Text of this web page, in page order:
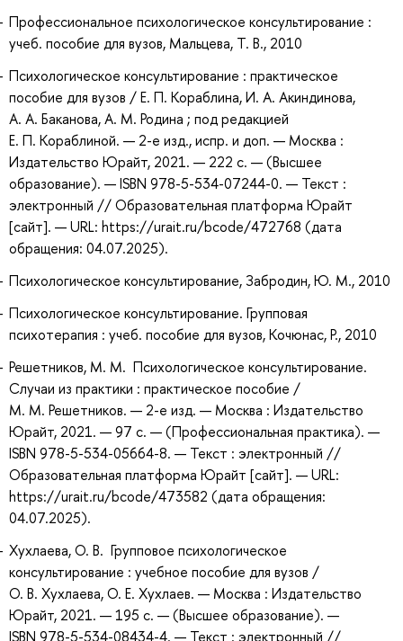
Профессиональное психологическое консультирование :
учеб. пособие для вузов, Мальцева, Т. В., 2010
Психологическое консультирование : практическое
пособие для вузов / Е. П. Кораблина, И. А. Акиндинова,
А. А. Баканова, А. М. Родина ; под редакцией
Е. П. Кораблиной. — 2-е изд., испр. и доп. — Москва :
Издательство Юрайт, 2021. — 222 с. — (Высшее
образование). — ISBN 978-5-534-07244-0. — Текст :
электронный // Образовательная платформа Юрайт
[сайт]. — URL: https://urait.ru/bcode/472768 (дата
обращения: 04.07.2025).
Психологическое консультирование, Забродин, Ю. М., 2010
Психологическое консультирование. Групповая
психотерапия : учеб. пособие для вузов, Кочюнас, Р., 2010
Решетников, М. М. Психологическое консультирование.
Случаи из практики : практическое пособие /
М. М. Решетников. — 2-е изд. — Москва : Издательство
Юрайт, 2021. — 97 с. — (Профессиональная практика). —
ISBN 978-5-534-05664-8. — Текст : электронный //
Образовательная платформа Юрайт [сайт]. — URL:
https://urait.ru/bcode/473582 (дата обращения:
04.07.2025).
Хухлаева, О. В. Групповое психологическое
консультирование : учебное пособие для вузов /
О. В. Хухлаева, О. Е. Хухлаев. — Москва : Издательство
Юрайт, 2021. — 195 с. — (Высшее образование). —
ISBN 978-5-534-08434-4. — Текст : электронный //